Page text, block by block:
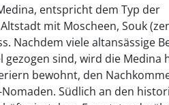
entspricht dem Typ der
mit Moscheen, Souk
Nachdem viele altansässige
sind, wird die Medina
bewohnt, den
Südlich an den